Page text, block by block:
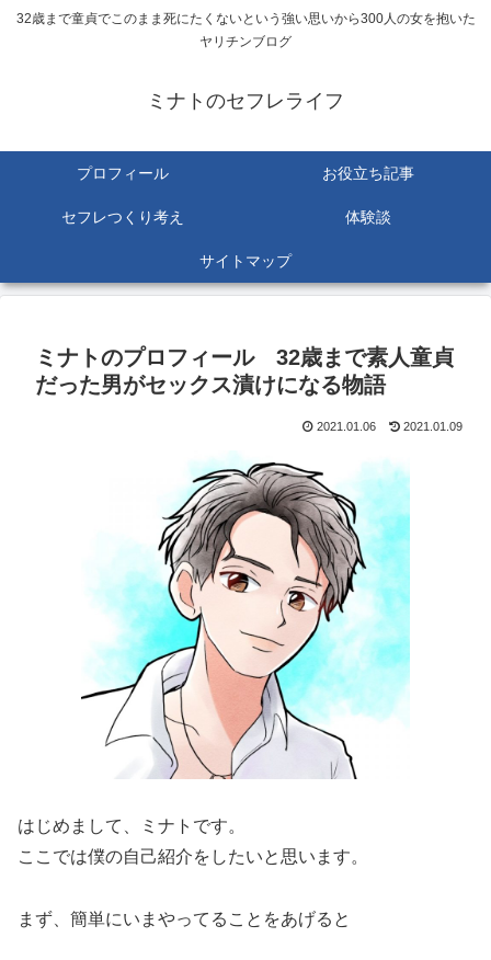
32歳まで童貞でこのまま死にたくないという強い思いから300人の女を抱いた
ヤリチンブログ
ミナトのセフレライフ
プロフィール お役立ち記事
セフレつくり考え 体験談
サイトマップ
ミナトのプロフィール 32歳まで素人童貞
だった男がセックス漬けになる物語
2021.01.06 2021.01.09
はじめまして、ミナトです。
ここでは僕の自己紹介をしたいと思います。
まず、簡単にいまやってることをあげると